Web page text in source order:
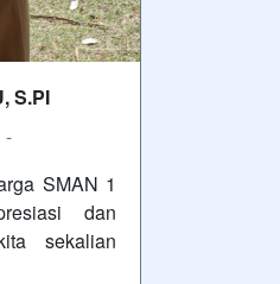
S.PI
-
SMAN 1
dan
sekalian